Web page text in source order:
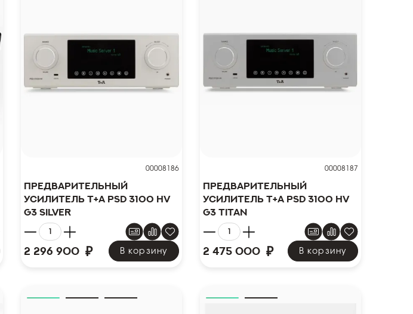
00008186
Предварительный
усилитель T+A PSD 3100 HV
G3 Silver
2 296 900 ₽ В корзину
00008187
Предварительный
усилитель T+A PSD 3100 HV
G3 Titan
2 475 000 ₽ В корзину